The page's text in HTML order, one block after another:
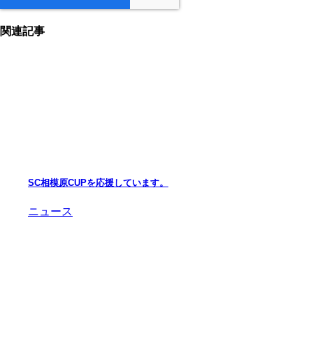
関連記事
SC相模原CUPを応援しています。
ニュース